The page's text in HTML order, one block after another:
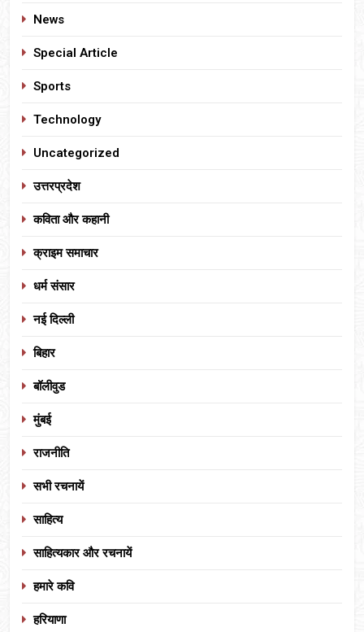
News
Special Article
Sports
Technology
Uncategorized
उत्तरप्रदेश
कविता और कहानी
क्राइम समाचार
धर्म संसार
नई दिल्ली
बिहार
बॉलीवुड
मुंबई
राजनीति
सभी रचनायें
साहित्य
साहित्यकार और रचनायें
हमारे कवि
हरियाणा